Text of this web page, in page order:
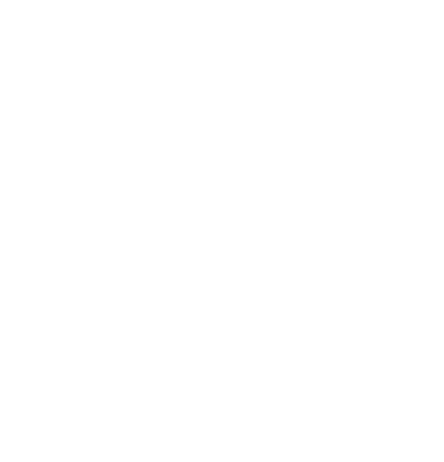
- Hrvatska kakvu svijet tek otkriva